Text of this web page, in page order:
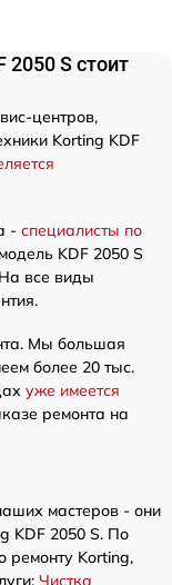
S стоит
центров,
Korting KDF
- специалисты по
KDF 2050 S
все виды
Мы большая
более 20 тыс.
уже имеется
ремонта на
мастеров - они
KDF 2050 S. По
Korting,
Чистка